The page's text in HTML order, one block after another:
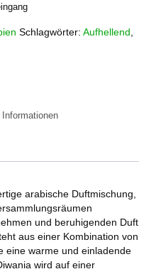
Schlagwörter:Aufhellend,
arabische Duftmischung,
und beruhigenden Duft
aus einer Kombination von
eine warme und einladende
wird auf einer